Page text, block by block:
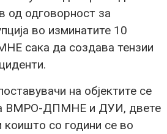
од одговорност за
во изминатите 10
сака да создава тензии
на објектите се
ВМРО-ДПМНЕ и ДУИ, двете
коишто со години се во